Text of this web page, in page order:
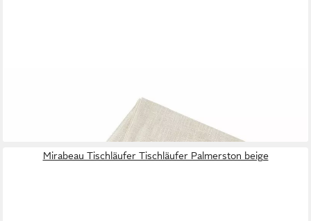
Tischläufer Tischläufer Yolevir beige/bunt
lieferbar - in 3-4 Werktagen bei dir
Mirabeau Tischläufer Tischläufer Palmerston beige